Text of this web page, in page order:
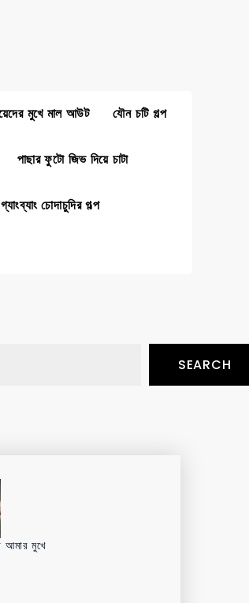
মুখে মাল আউট যৌন চটি গল্প
পাছার ফুটো জিভ দিয়ে চাটা
গ্যাংব্যাং চোদাচুদির গল্প
SEARCH
আমার মুখে